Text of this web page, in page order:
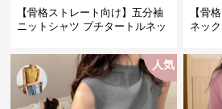
【骨格ストレート向け】五分袖
ニットシャツ プチタートルネッ
【骨
ネッ
人気